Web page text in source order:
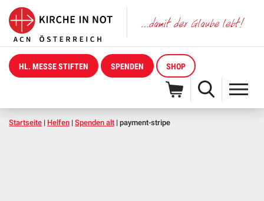
HL. MESSE STIFTEN SPENDEN SHOP
Startseite | Helfen | Spenden alt | payment-stripe